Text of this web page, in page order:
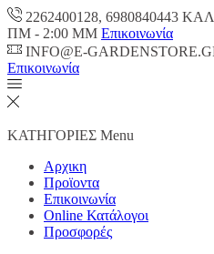
2262400128, 6980840443
ΠM - 2:00 ΜΜ Επικοινωνία
INFO@E-
Επικοινωνία
ΚΑΤΗΓΟΡΙΕΣ Menu
Αρχικη
Προϊοντα
Επικοινωνία
Online Κατάλογοι
Προσφορές